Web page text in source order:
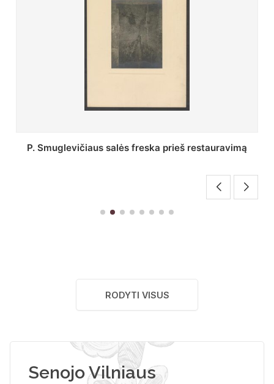
Stepono Batoro universiteto bibliotekos Profesorių
RODYTI VISUS
Senojo Vilniaus